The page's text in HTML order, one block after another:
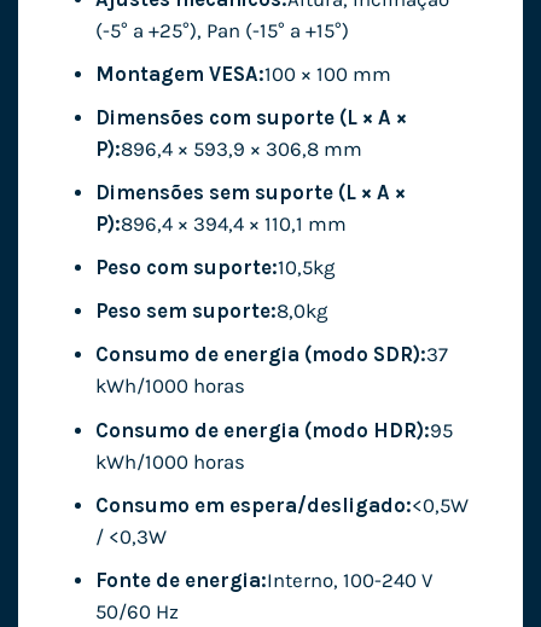
(-5° a +25°), Pan (-15° a +15°)
Montagem VESA:100 × 100 mm
Dimensões com suporte (L × A ×
P):896,4 × 593,9 × 306,8 mm
Dimensões sem suporte (L × A ×
P):896,4 × 394,4 × 110,1 mm
Peso com suporte:10,5kg
Peso sem suporte:8,0kg
Consumo de energia (modo SDR):37
kWh/1000 horas
Consumo de energia (modo HDR):95
kWh/1000 horas
Consumo em espera/desligado:<0,5W
/ <0,3W
Fonte de energia:Interno, 100-240 V
50/60 Hz